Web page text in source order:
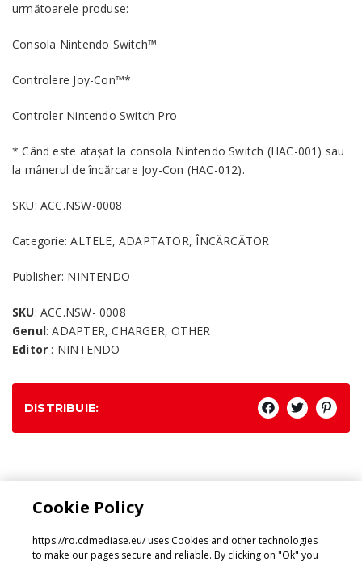
următoarele produse:
Consola Nintendo Switch™
Controlere Joy-Con™*
Controler Nintendo Switch Pro
* Când este atașat la consola Nintendo Switch (HAC-001) sau
la mânerul de încărcare Joy-Con (HAC-012).
SKU: ACC.NSW-0008
Categorie: ALTELE, ADAPTATOR, ÎNCĂRCĂTOR
Publisher: NINTENDO
SKU: ACC.NSW- 0008
Genul: ADAPTER, CHARGER, OTHER
Editor : NINTENDO
DISTRIBUIE:
ADAPTER, CHARGER, OTHER
Cookie Policy
https://ro.cdmediase.eu/ uses Cookies and other technologies
to make our pages secure and reliable. By clicking on "Ok" you